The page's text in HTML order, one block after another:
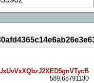
589.68791130